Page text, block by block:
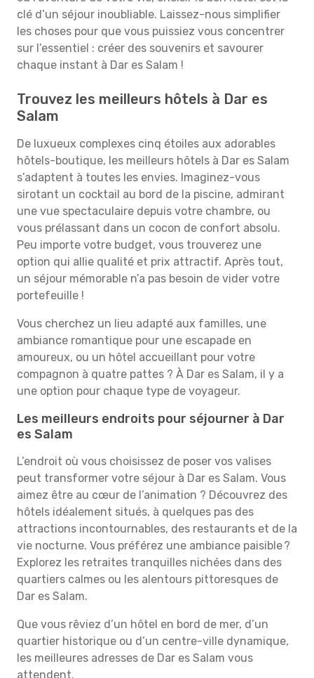
clé d’un séjour inoubliable. Laissez-nous simplifier
les choses pour que vous puissiez vous concentrer
sur l’essentiel : créer des souvenirs et savourer
chaque instant à Dar es Salam !
Trouvez les meilleurs hôtels à Dar es
Salam
De luxueux complexes cinq étoiles aux adorables
hôtels-boutique, les meilleurs hôtels à Dar es Salam
s’adaptent à toutes les envies. Imaginez-vous
sirotant un cocktail au bord de la piscine, admirant
une vue spectaculaire depuis votre chambre, ou
vous prélassant dans un cocon de confort absolu.
Peu importe votre budget, vous trouverez une
option qui allie qualité et prix attractif. Après tout,
un séjour mémorable n’a pas besoin de vider votre
portefeuille !
Vous cherchez un lieu adapté aux familles, une
ambiance romantique pour une escapade en
amoureux, ou un hôtel accueillant pour votre
compagnon à quatre pattes ? À Dar es Salam, il y a
une option pour chaque type de voyageur.
Les meilleurs endroits pour séjourner à Dar
es Salam
L’endroit où vous choisissez de poser vos valises
peut transformer votre séjour à Dar es Salam. Vous
aimez être au cœur de l’animation ? Découvrez des
hôtels idéalement situés, à quelques pas des
attractions incontournables, des restaurants et de la
vie nocturne. Vous préférez une ambiance paisible ?
Explorez les retraites tranquilles nichées dans des
quartiers calmes ou les alentours pittoresques de
Dar es Salam.
Que vous rêviez d’un hôtel en bord de mer, d’un
quartier historique ou d’un centre-ville dynamique,
les meilleures adresses de Dar es Salam vous
attendent.